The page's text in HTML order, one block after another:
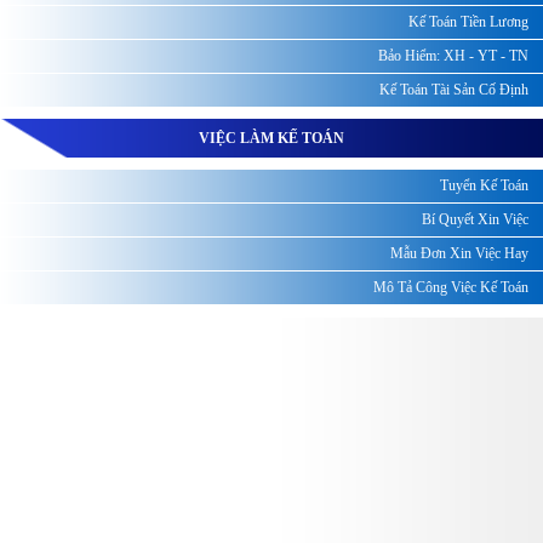
Kế Toán Tiền Lương
Bảo Hiểm: XH - YT - TN
Kế Toán Tài Sản Cố Định
VIỆC LÀM KẾ TOÁN
Tuyển Kế Toán
Bí Quyết Xin Việc
Mẫu Đơn Xin Việc Hay
Mô Tả Công Việc Kế Toán